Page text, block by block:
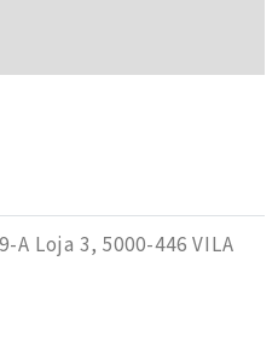
Loja 3, 5000-446 VILA